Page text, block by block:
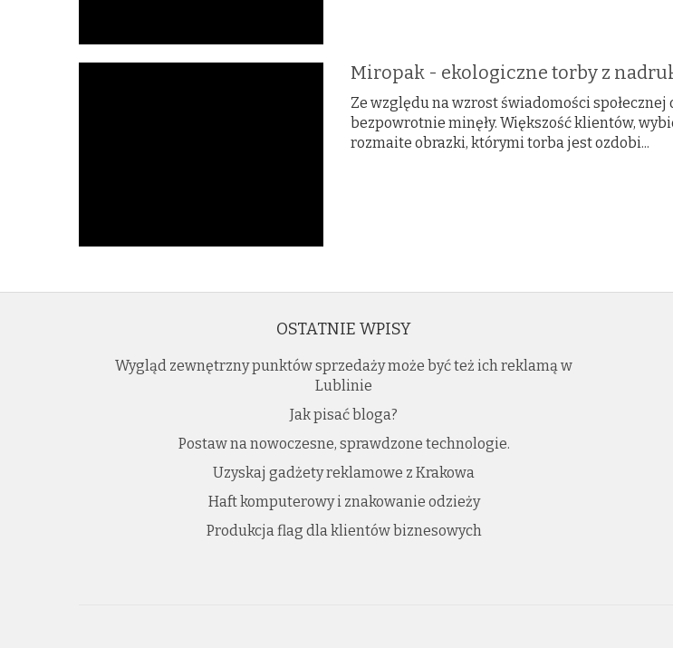
Miropak - ekologiczne torby z
Ze względu na wzrost świadomości
bezpowrotnie minęły. Większość klientów,
rozmaite obrazki, którymi torba jest ozdobi...
OSTATNIE WPISY
Wygląd zewnętrzny punktów sprzedaży może być też ich reklamą w
Lublinie
Jak pisać bloga?
Postaw na nowoczesne, sprawdzone technologie.
Uzyskaj gadżety reklamowe z Krakowa
Haft komputerowy i znakowanie odzieży
Produkcja flag dla klientów biznesowych